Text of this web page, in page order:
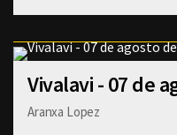
Vivalavi - 07 de
Aranxa Lopez